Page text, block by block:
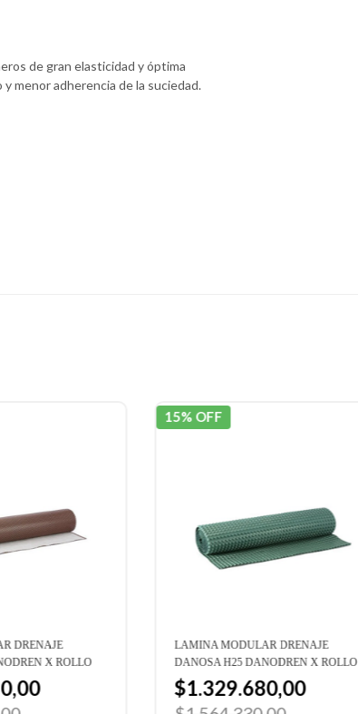
de gran elasticidad y óptima
menor adherencia de la suciedad.
DRENAJE
X ROLLO
15% OFF
LAMINA MODULAR DRENAJE
DANOSA H25 DANODREN X ROLLO
$1.329.680,00